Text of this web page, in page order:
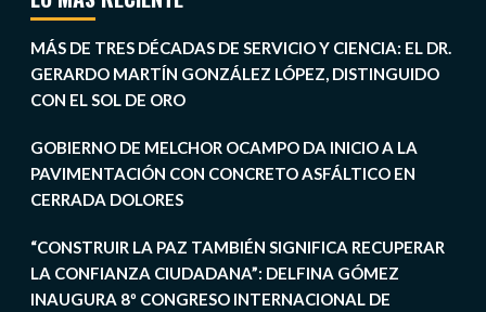
MÁS DE TRES DÉCADAS DE SERVICIO Y CIENCIA: EL DR.
GERARDO MARTÍN GONZÁLEZ LÓPEZ, DISTINGUIDO
CON EL SOL DE ORO
GOBIERNO DE MELCHOR OCAMPO DA INICIO A LA
PAVIMENTACIÓN CON CONCRETO ASFÁLTICO EN
CERRADA DOLORES
“CONSTRUIR LA PAZ TAMBIÉN SIGNIFICA RECUPERAR
LA CONFIANZA CIUDADANA”: DELFINA GÓMEZ
INAUGURA 8º CONGRESO INTERNACIONAL DE